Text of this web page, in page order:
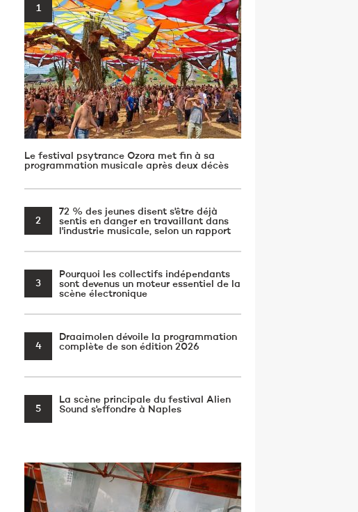
1
Le festival psytrance Ozora met fin à sa
programmation musicale après deux décès
2
72 % des jeunes disent s'être déjà
sentis en danger en travaillant dans
l'industrie musicale, selon un rapport
3
Pourquoi les collectifs indépendants
sont devenus un moteur essentiel de la
scène électronique
4
Draaimolen dévoile la programmation
complète de son édition 2026
5
La scène principale du festival Alien
Sound s'effondre à Naples